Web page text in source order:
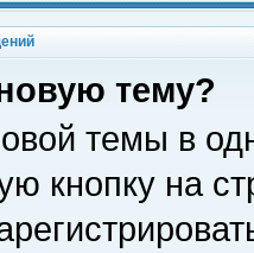
тему?
темы в
кнопку на